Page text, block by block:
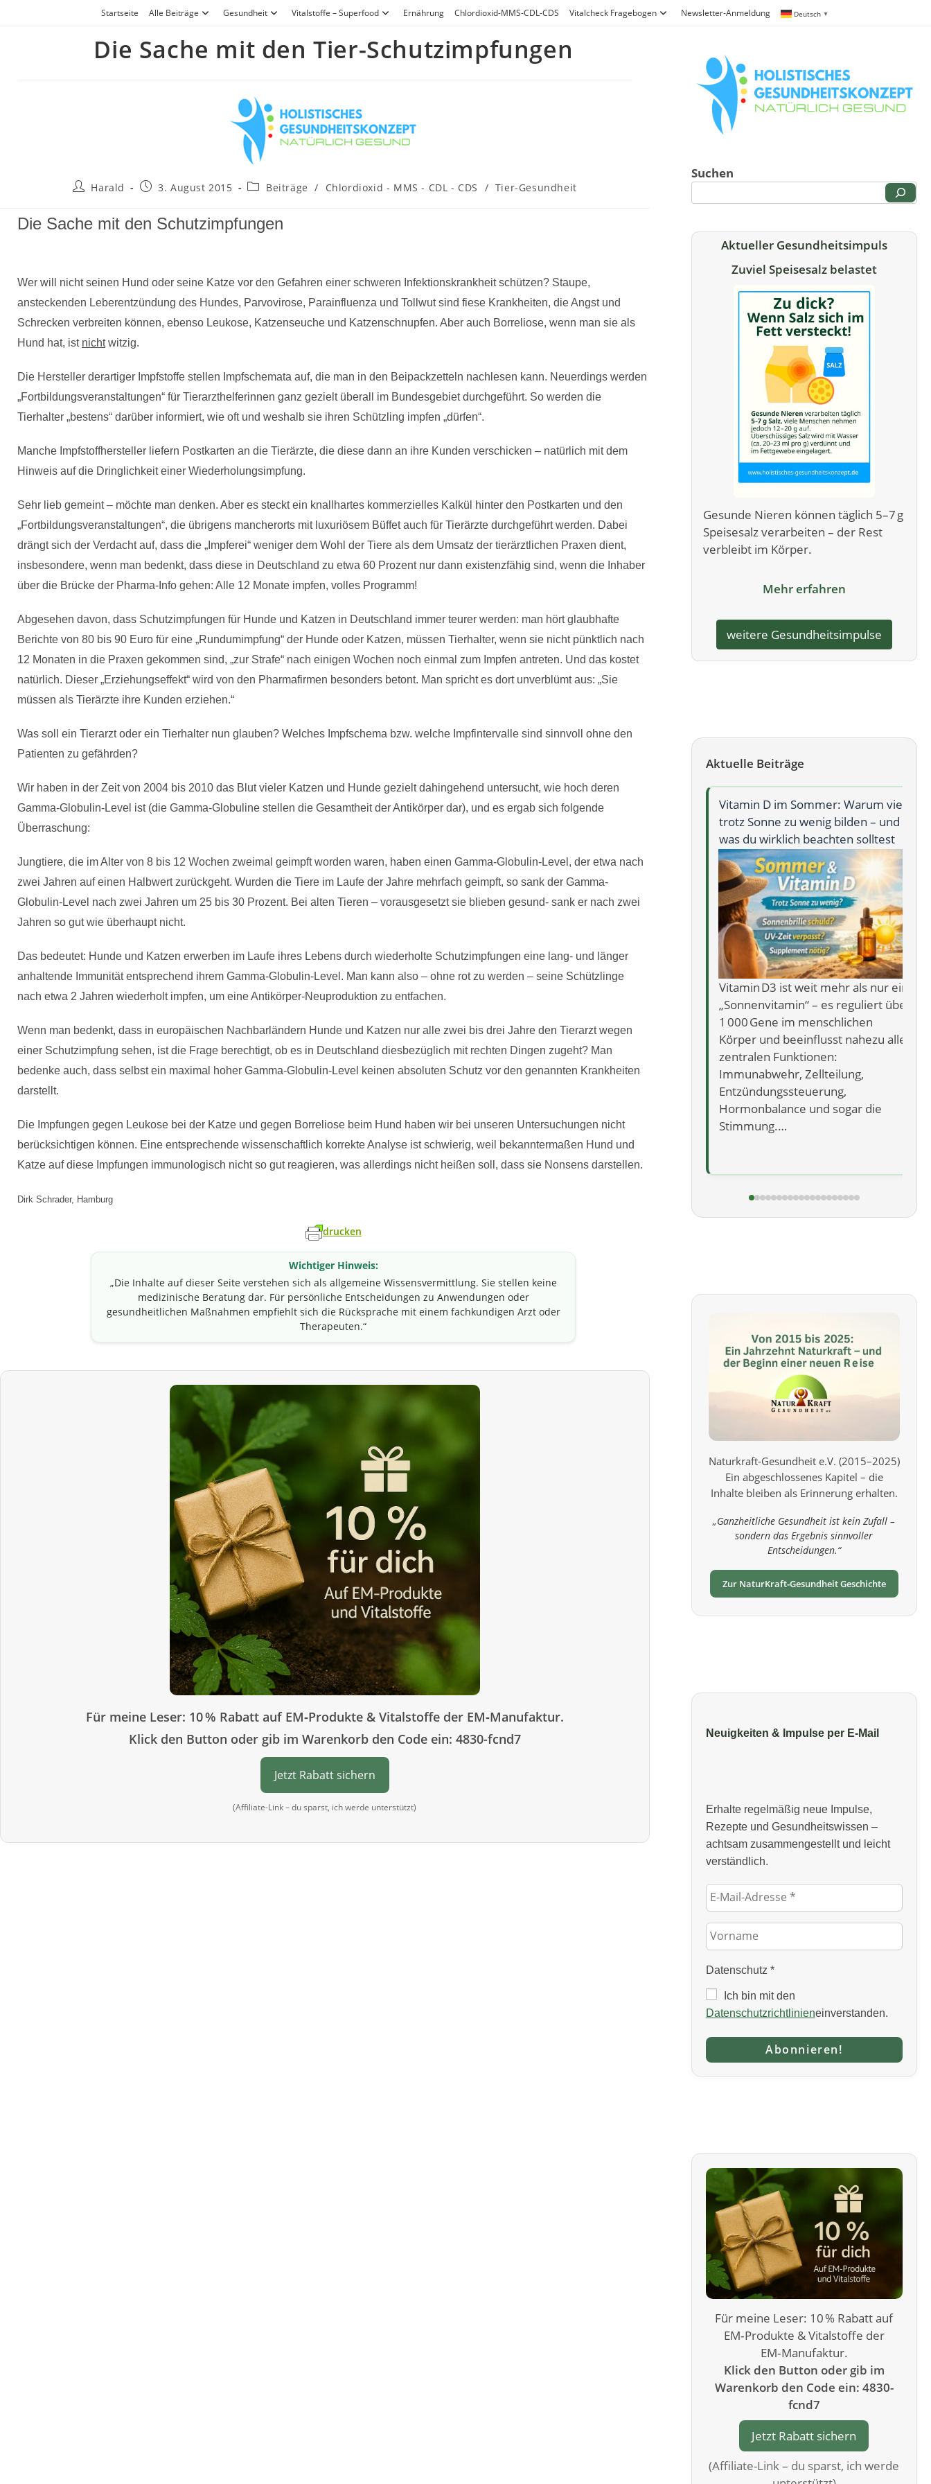
Startseite Alle Beiträge Gesundheit Vitalstoffe – Superfood Ernährung Chlordioxid-MMS-CDL-CDS Vitalcheck Fragebogen Newsletter-Anmeldung Deutsch ▼
Die Sache mit den Tier-Schutzimpfungen
Beitrags-
Harald
Beitrag3. August 2015
Beitrags-
Beiträge / Chlordioxid - MMS - CDL - CDS / Tier-Gesundheit
Die Sache mit den Schutzimpfungen
Wer will nicht seinen Hund oder seine Katze vor den Gefahren einer schweren Infektionskrankheit schützen? Staupe,
ansteckenden Leberentzündung des Hundes, Parvovirose, Parainfluenza und Tollwut sind fiese Krankheiten, die Angst und
Schrecken verbreiten können, ebenso Leukose, Katzenseuche und Katzenschnupfen. Aber auch Borreliose, wenn man sie als
Hund hat, ist nichtwitzig.
Die Hersteller derartiger Impfstoffe stellen Impfschemata auf, die man in den Beipackzetteln nachlesen kann. Neuerdings werden
„Fortbildungsveranstaltungen“ für Tierarzthelferinnen ganz gezielt überall im Bundesgebiet durchgeführt. So werden die
Tierhalter „bestens“ darüber informiert, wie oft und weshalb sie ihren Schützling impfen „dürfen“.
Manche Impfstoffhersteller liefern Postkarten an die Tierärzte, die diese dann an ihre Kunden verschicken – natürlich mit dem
Hinweis auf die Dringlichkeit einer Wiederholungsimpfung.
Sehr lieb gemeint – möchte man denken. Aber es steckt ein knallhartes kommerzielles Kalkül hinter den Postkarten und den
„Fortbildungsveranstaltungen“, die übrigens mancherorts mit luxuriösem Büffet auch für Tierärzte durchgeführt werden. Dabei
drängt sich der Verdacht auf, dass die „Impferei“ weniger dem Wohl der Tiere als dem Umsatz der tierärztlichen Praxen dient,
insbesondere, wenn man bedenkt, dass diese in Deutschland zu etwa 60 Prozent nur dann existenzfähig sind, wenn die Inhaber
über die Brücke der Pharma-Info gehen: Alle 12 Monate impfen, volles Programm!
Abgesehen davon, dass Schutzimpfungen für Hunde und Katzen in Deutschland immer teurer werden: man hört glaubhafte
Berichte von 80 bis 90 Euro für eine „Rundumimpfung“ der Hunde oder Katzen, müssen Tierhalter, wenn sie nicht pünktlich nach
12 Monaten in die Praxen gekommen sind, „zur Strafe“ nach einigen Wochen noch einmal zum Impfen antreten. Und das kostet
natürlich. Dieser „Erziehungseffekt“ wird von den Pharmafirmen besonders betont. Man spricht es dort unverblümt aus: „Sie
müssen als Tierärzte ihre Kunden erziehen.“
Was soll ein Tierarzt oder ein Tierhalter nun glauben? Welches Impfschema bzw. welche Impfintervalle sind sinnvoll ohne den
Patienten zu gefährden?
Wir haben in der Zeit von 2004 bis 2010 das Blut vieler Katzen und Hunde gezielt dahingehend untersucht, wie hoch deren
Gamma-Globulin-Level ist (die Gamma-Globuline stellen die Gesamtheit der Antikörper dar), und es ergab sich folgende
Überraschung:
Jungtiere, die im Alter von 8 bis 12 Wochen zweimal geimpft worden waren, haben einen Gamma-Globulin-Level, der etwa nach
zwei Jahren auf einen Halbwert zurückgeht. Wurden die Tiere im Laufe der Jahre mehrfach geimpft, so sank der Gamma-
Globulin-Level nach zwei Jahren um 25 bis 30 Prozent. Bei alten Tieren – vorausgesetzt sie blieben gesund- sank er nach zwei
Jahren so gut wie überhaupt nicht.
Das bedeutet: Hunde und Katzen erwerben im Laufe ihres Lebens durch wiederholte Schutzimpfungen eine lang- und länger
anhaltende Immunität entsprechend ihrem Gamma-Globulin-Level. Man kann also – ohne rot zu werden – seine Schützlinge
nach etwa 2 Jahren wiederholt impfen, um eine Antikörper-Neuproduktion zu entfachen.
Wenn man bedenkt, dass in europäischen Nachbarländern Hunde und Katzen nur alle zwei bis drei Jahre den Tierarzt wegen
einer Schutzimpfung sehen, ist die Frage berechtigt, ob es in Deutschland diesbezüglich mit rechten Dingen zugeht? Man
bedenke auch, dass selbst ein maximal hoher Gamma-Globulin-Level keinen absoluten Schutz vor den genannten Krankheiten
darstellt.
Die Impfungen gegen Leukose bei der Katze und gegen Borreliose beim Hund haben wir bei unseren Untersuchungen nicht
berücksichtigen können. Eine entsprechende wissenschaftlich korrekte Analyse ist schwierig, weil bekanntermaßen Hund und
Katze auf diese Impfungen immunologisch nicht so gut reagieren, was allerdings nicht heißen soll, dass sie Nonsens darstellen.
Dirk Schrader, Hamburg
drucken
Wichtiger Hinweis:
„Die Inhalte auf dieser Seite verstehen sich als allgemeine Wissensvermittlung. Sie stellen keine
medizinische Beratung dar. Für persönliche Entscheidungen zu Anwendungen oder
gesundheitlichen Maßnahmen empfiehlt sich die Rücksprache mit einem fachkundigen Arzt oder
Therapeuten.“
Für meine Leser: 10 % Rabatt auf EM‑Produkte & Vitalstoffe der EM‑Manufaktur.
Klick den Button oder gib im Warenkorb den Code ein: 4830-fcnd7
Jetzt Rabatt sichern
(Affiliate-Link – du sparst, ich werde unterstützt)
Suchen
Aktueller Gesundheitsimpuls
Zuviel Speisesalz belastet
Gesunde Nieren können täglich 5–7 g
Speisesalz verarbeiten – der Rest
verbleibt im Körper.
Mehr erfahren
weitere Gesundheitsimpulse
Aktuelle Beiträge
Vitamin D im Sommer: Warum viele
trotz Sonne zu wenig bilden – und
was du wirklich beachten solltest
Vitamin D3 ist weit mehr als nur ein
„Sonnenvitamin“ – es reguliert über
1 000 Gene im menschlichen
Körper und beeinflusst nahezu alle
zentralen Funktionen:
Immunabwehr, Zellteilung,
Hormonbalance und sogar die
Stimmung.…
Wie NAD⁺ deine
– und wie Stress & Alter
NAD⁺‑Reserven
NAD⁺ – Der unsichtbare
Energieschalter deiner
dir vor, es gäbe ein
Molekül, das darüber
wie viel Energie du hast,
du dich erholst und wie…
Naturkraft‑Gesundheit e.V. (2015–2025)
Ein abgeschlossenes Kapitel – die
Inhalte bleiben als Erinnerung erhalten.
„Ganzheitliche Gesundheit ist kein Zufall –
sondern das Ergebnis sinnvoller
Entscheidungen.“
Zur NaturKraft‑Gesundheit Geschichte
Neuigkeiten & Impulse per E‑Mail
Erhalte regelmäßig neue Impulse,
Rezepte und Gesundheitswissen –
achtsam zusammengestellt und leicht
verständlich.
Datenschutz *
Ich bin mit den
Datenschutzrichtlinieneinverstanden.
Für meine Leser: 10 % Rabatt auf
EM‑Produkte & Vitalstoffe der
EM‑Manufaktur.
Klick den Button oder gib im
Warenkorb den Code ein: 4830-
fcnd7
Jetzt Rabatt sichern
(Affiliate-Link – du sparst, ich werde